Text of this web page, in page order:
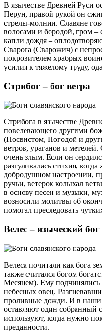
В язычестве Древней Руси
Перун, правой рукой он
стрелы-молнии. Славяне
волосами и бородой, гром –
капли дождя –
Сварога (Сварожич) с
покровителем храбрых
усилия к тяжелому труду,
Стрибог – бог ветра
Стрибога в язычестве
повелевающего другими
(Посвистом, Погодой и
ветров, ураганов и
очень злым. Если он
разгуливалась стихия,
добродушном настроении,
ручьи, ветерок колыхал
в основу песен и музыки,
возносили молитвы об
помогал преследовать
Велес – языческий бог
Велеса почитали как бога
также считался богом
Месяцем). Ему подчинялись
небесных овец.
проливные дожди. И в наши
оставляют один собранный
используют, когда нужно
преданности.